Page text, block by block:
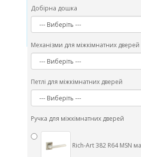
Добірна дошка
Механізми для міжкімнатних дверей
Петлі для міжкімнатних дверей
Ручка для міжкімнатних дверей
Rich-Art 382 R64 MSN